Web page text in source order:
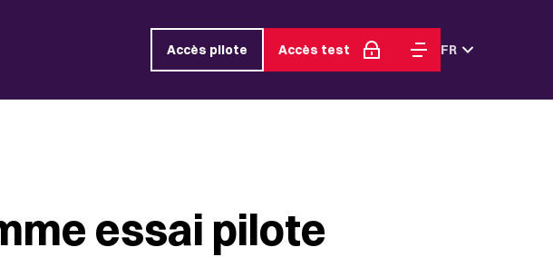
Accès pilote Accès test FR
essai pilote